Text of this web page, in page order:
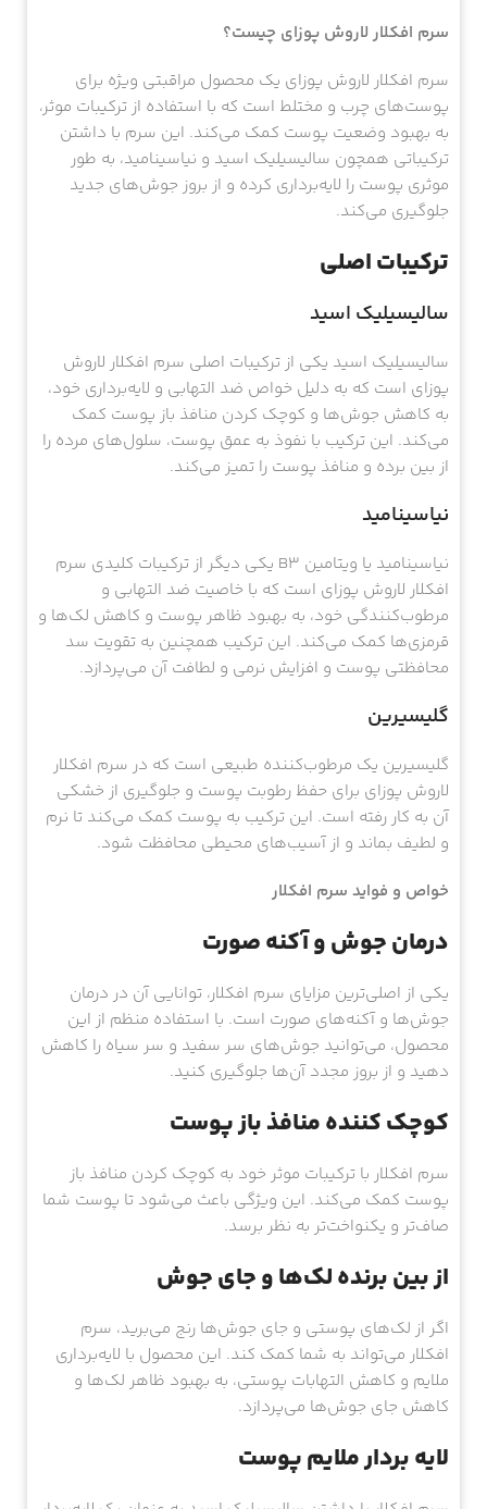
سرم افکلار لاروش پوزای چیست؟
سرم افکلار لاروش پوزای یک محصول مراقبتی ویژه برای
پوست‌های چرب و مختلط است که با استفاده از ترکیبات موثر،
به بهبود وضعیت پوست کمک می‌کند. این سرم با داشتن
ترکیباتی همچون سالیسیلیک اسید و نیاسینامید، به طور
موثری پوست را لایه‌برداری کرده و از بروز جوش‌های جدید
جلوگیری می‌کند.
ترکیبات اصلی
سالیسیلیک اسید
سالیسیلیک اسید یکی از ترکیبات اصلی سرم افکلار لاروش
پوزای است که به دلیل خواص ضد التهابی و لایه‌برداری خود،
به کاهش جوش‌ها و کوچک کردن منافذ باز پوست کمک
می‌کند. این ترکیب با نفوذ به عمق پوست، سلول‌های مرده را
از بین برده و منافذ پوست را تمیز می‌کند.
نیاسینامید
نیاسینامید یا ویتامین B3 یکی دیگر از ترکیبات کلیدی سرم
افکلار لاروش پوزای است که با خاصیت ضد التهابی و
مرطوب‌کنندگی خود، به بهبود ظاهر پوست و کاهش لک‌ها و
قرمزی‌ها کمک می‌کند. این ترکیب همچنین به تقویت سد
محافظتی پوست و افزایش نرمی و لطافت آن می‌پردازد.
گلیسیرین
گلیسیرین یک مرطوب‌کننده طبیعی است که در سرم افکلار
لاروش پوزای برای حفظ رطوبت پوست و جلوگیری از خشکی
آن به کار رفته است. این ترکیب به پوست کمک می‌کند تا نرم
و لطیف بماند و از آسیب‌های محیطی محافظت شود.
خواص و فواید سرم افکلار
درمان جوش و آکنه صورت
یکی از اصلی‌ترین مزایای سرم افکلار، توانایی آن در درمان
جوش‌ها و آکنه‌های صورت است. با استفاده منظم از این
محصول، می‌توانید جوش‌های سر سفید و سر سیاه را کاهش
دهید و از بروز مجدد آن‌ها جلوگیری کنید.
کوچک کننده منافذ باز پوست
سرم افکلار با ترکیبات موثر خود به کوچک کردن منافذ باز
پوست کمک می‌کند. این ویژگی باعث می‌شود تا پوست شما
صاف‌تر و یکنواخت‌تر به نظر برسد.
از بین برنده لک‌ها و جای جوش
اگر از لک‌های پوستی و جای جوش‌ها رنج می‌برید، سرم
افکلار می‌تواند به شما کمک کند. این محصول با لایه‌برداری
ملایم و کاهش التهابات پوستی، به بهبود ظاهر لک‌ها و
کاهش جای جوش‌ها می‌پردازد.
لایه بردار ملایم پوست